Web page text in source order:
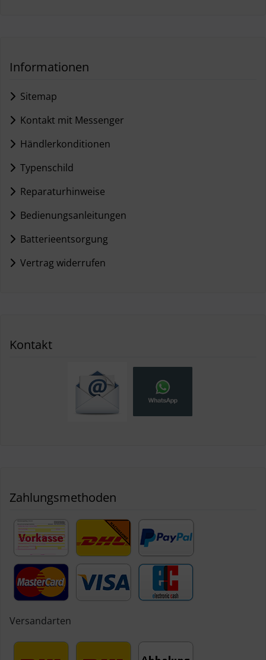
Informationen
Sitemap
Kontakt mit Messenger
Händlerkonditionen
Typenschild
Reparaturhinweise
Bedienungsanleitungen
Batterieentsorgung
Vertrag widerrufen
Kontakt
Zahlungsmethoden
Versandarten